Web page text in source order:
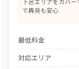
下呂エリアをカバ
で再発も安心
最低料金
対応エリア